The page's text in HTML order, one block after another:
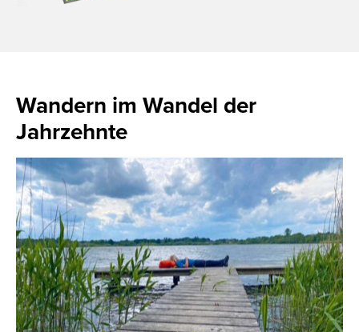
Wandern im Wandel der
Jahrzehnte